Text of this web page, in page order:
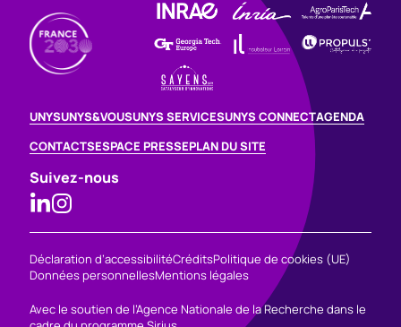
UNYSUNYS&VOUSUNYS SERVICESUNYS CONNECTAGENDA
CONTACTSESPACE PRESSEPLAN DU SITE
Suivez-nous
Déclaration d’accessibilitéCréditsPolitique de cookies (UE)
Données personnellesMentions légales
Avec le soutien de l’Agence Nationale de la Recherche dans le